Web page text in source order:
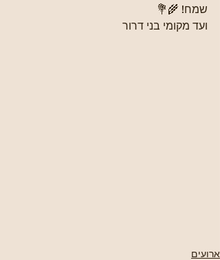
שמח! 🌾💐
ועד מקומי בני דרור
ארועים